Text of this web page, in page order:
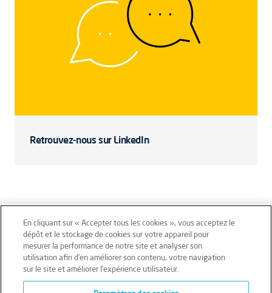
Retrouvez-nous sur LinkedIn
Mentions légales
Conditions générales
Données personnelles
En cliquant sur « Accepter tous les cookies », vous acceptez le
dépôt et le stockage de cookies sur votre appareil pour
mesurer la performance de notre site et analyser son
utilisation afin d’en améliorer son contenu, votre navigation
sur le site et améliorer l’expérience utilisateur.